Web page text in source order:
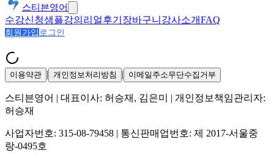
스티븐영어
수강신청샘플강의 리얼후기 장바구니 강사소개FAQ
회원가입 로그인
이용약관 | 개인정보처리방침 | 이메일주소무단수집거부
스티븐영어 | 대표이사: 허승재, 김은미
| 개인정보책임관리자:
허승재
사업자번호: 315-08-79458 | 통신판매업번호: 제 2017-서울중
랑-0495호